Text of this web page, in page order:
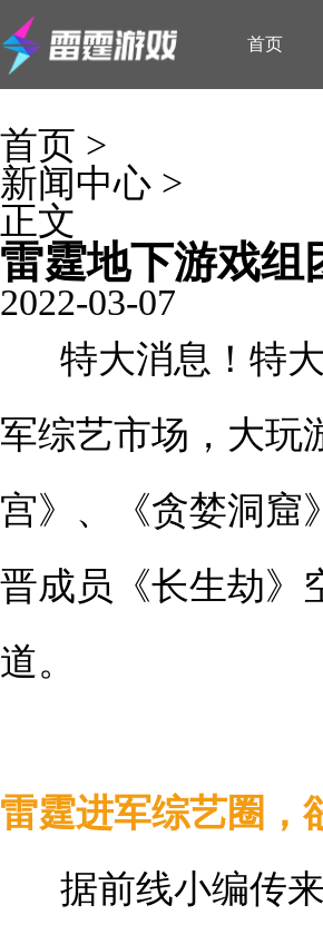
首页
首页 >
新闻中心 >
正文
雷霆地下游戏组
2022-03-07
特大消息！特
军综艺市场，大玩
宫》、《贪婪洞窟
晋成员《长生劫》
道。
雷霆进军综艺圈，
据前线小编传来